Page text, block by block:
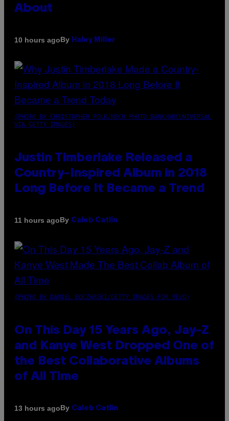
About
10 hours agoBy Haley Miller
(PHOTO BY CHRISTOPHER POLK/NBCU PHOTO BANK/NBCUNIVERSAL
VIA GETTY IMAGES)
Justin Timberlake Released a
Country-Inspired Album in 2018
Long Before It Became a Trend
11 hours agoBy Caleb Catlin
(PHOTO BY DANIEL BOCZARSKI/GETTY IMAGES FOR VEVO)
On This Day 15 Years Ago, Jay-Z
and Kanye West Dropped One of
the Best Collaborative Albums
of All Time
13 hours agoBy Caleb Catlin